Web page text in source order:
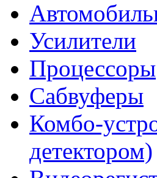
Усилители
Процессоры
Сабвуферы
Комбо-
детектором)